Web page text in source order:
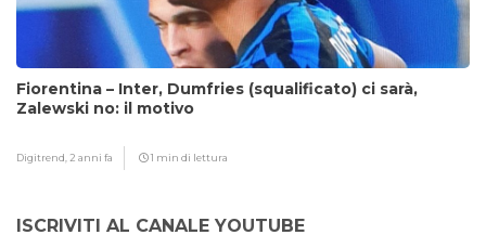
Fiorentina – Inter, Dumfries (squalificato) ci sarà,
Zalewski no: il motivo
Digitrend, 2 anni fa 1 min di lettura
ISCRIVITI AL CANALE YOUTUBE